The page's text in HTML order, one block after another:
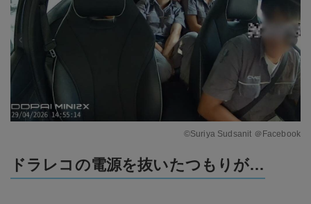
©Suriya Sudsanit ＠Facebook
ドラレコの電源を抜いたつもりが…